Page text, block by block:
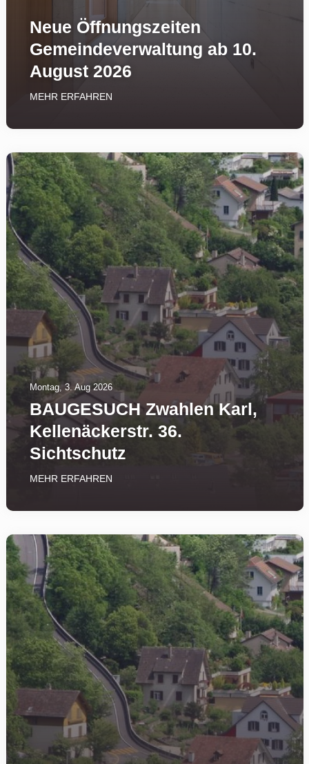
Neue Öffnungszeiten
Gemeindever­waltung­ ab­ ­10.
August 2026
MEHR ERFAHREN
Montag, 3. Aug 2026
BAUGESUCH Zwahlen Karl,
Kellenäckerstr. 36.
Sichtschutz
MEHR ERFAHREN